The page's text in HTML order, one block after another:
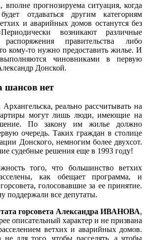
прогнозируема ситуация, когда
отдаваться другим категориям
и аварийных домов останутся без
возникают различные
правительства либо
кому-то нужно предоставить жилье. И
чиновниками в первую
Донской.
шансов нет
реально рассчитывать на
могут лишь люди, имеющие на
По закону им жилье должно
очередь. Таких граждан в столице
Донского, немногим более двухсот.
судебные решения еще в 1993 году!
того, что большинство ветхих
как обещает программа, и
голосовавшие за ее принятие.
поддержали все депутаты.
горсовета Александра ИВАНОВА,
описательный характер и не призвана
ветхих и аварийных домов.